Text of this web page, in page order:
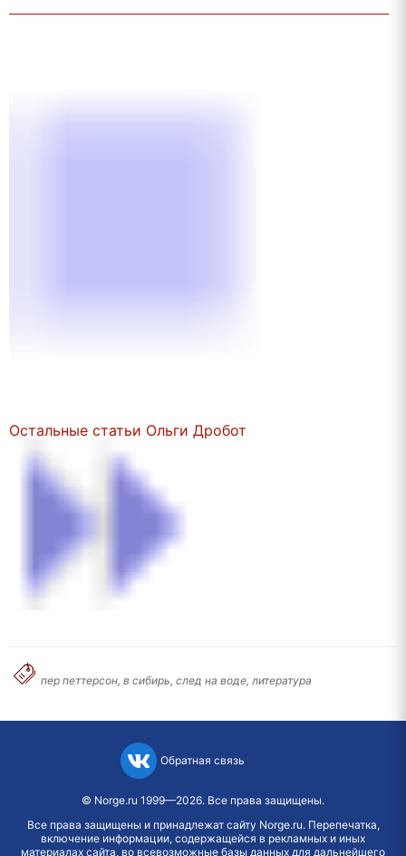
Остальные статьи Ольги Дробот
пер петтерсон, в сибирь, след на воде, литература
Обратная связь
© Norge.ru 1999—2026. Все права защищены.
Все права защищены и принадлежат сайту Norge.ru. Перепечатка,
включение информации, содержащейся в рекламных и иных
материалах сайта, во всевозможные базы данных для дальнейшего